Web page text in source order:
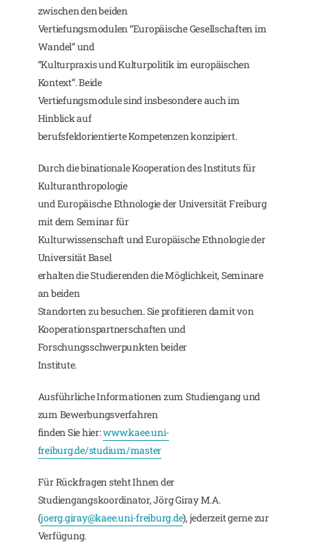
zwischen den beiden
Vertiefungsmodulen “Europäische Gesellschaften im
Wandel” und
“Kulturpraxis und Kulturpolitik im europäischen
Kontext”. Beide
Vertiefungsmodule sind insbesondere auch im
Hinblick auf
berufsfeldorientierte Kompetenzen konzipiert.
Durch die binationale Kooperation des Instituts für
Kulturanthropologie
und Europäische Ethnologie der Universität Freiburg
mit dem Seminar für
Kulturwissenschaft und Europäische Ethnologie der
Universität Basel
erhalten die Studierenden die Möglichkeit, Seminare
an beiden
Standorten zu besuchen. Sie profitieren damit von
Kooperationspartnerschaften und
Forschungsschwerpunkten beider
Institute.
Ausführliche Informationen zum Studiengang und
zum Bewerbungsverfahren
finden Sie hier:www.kaee.uni-
freiburg.de/studium/master
Für Rückfragen steht Ihnen der
Studiengangskoordinator, Jörg Giray M.A.
(joerg.giray@kaee.uni-freiburg.de), jederzeit gerne zur
Verfügung.